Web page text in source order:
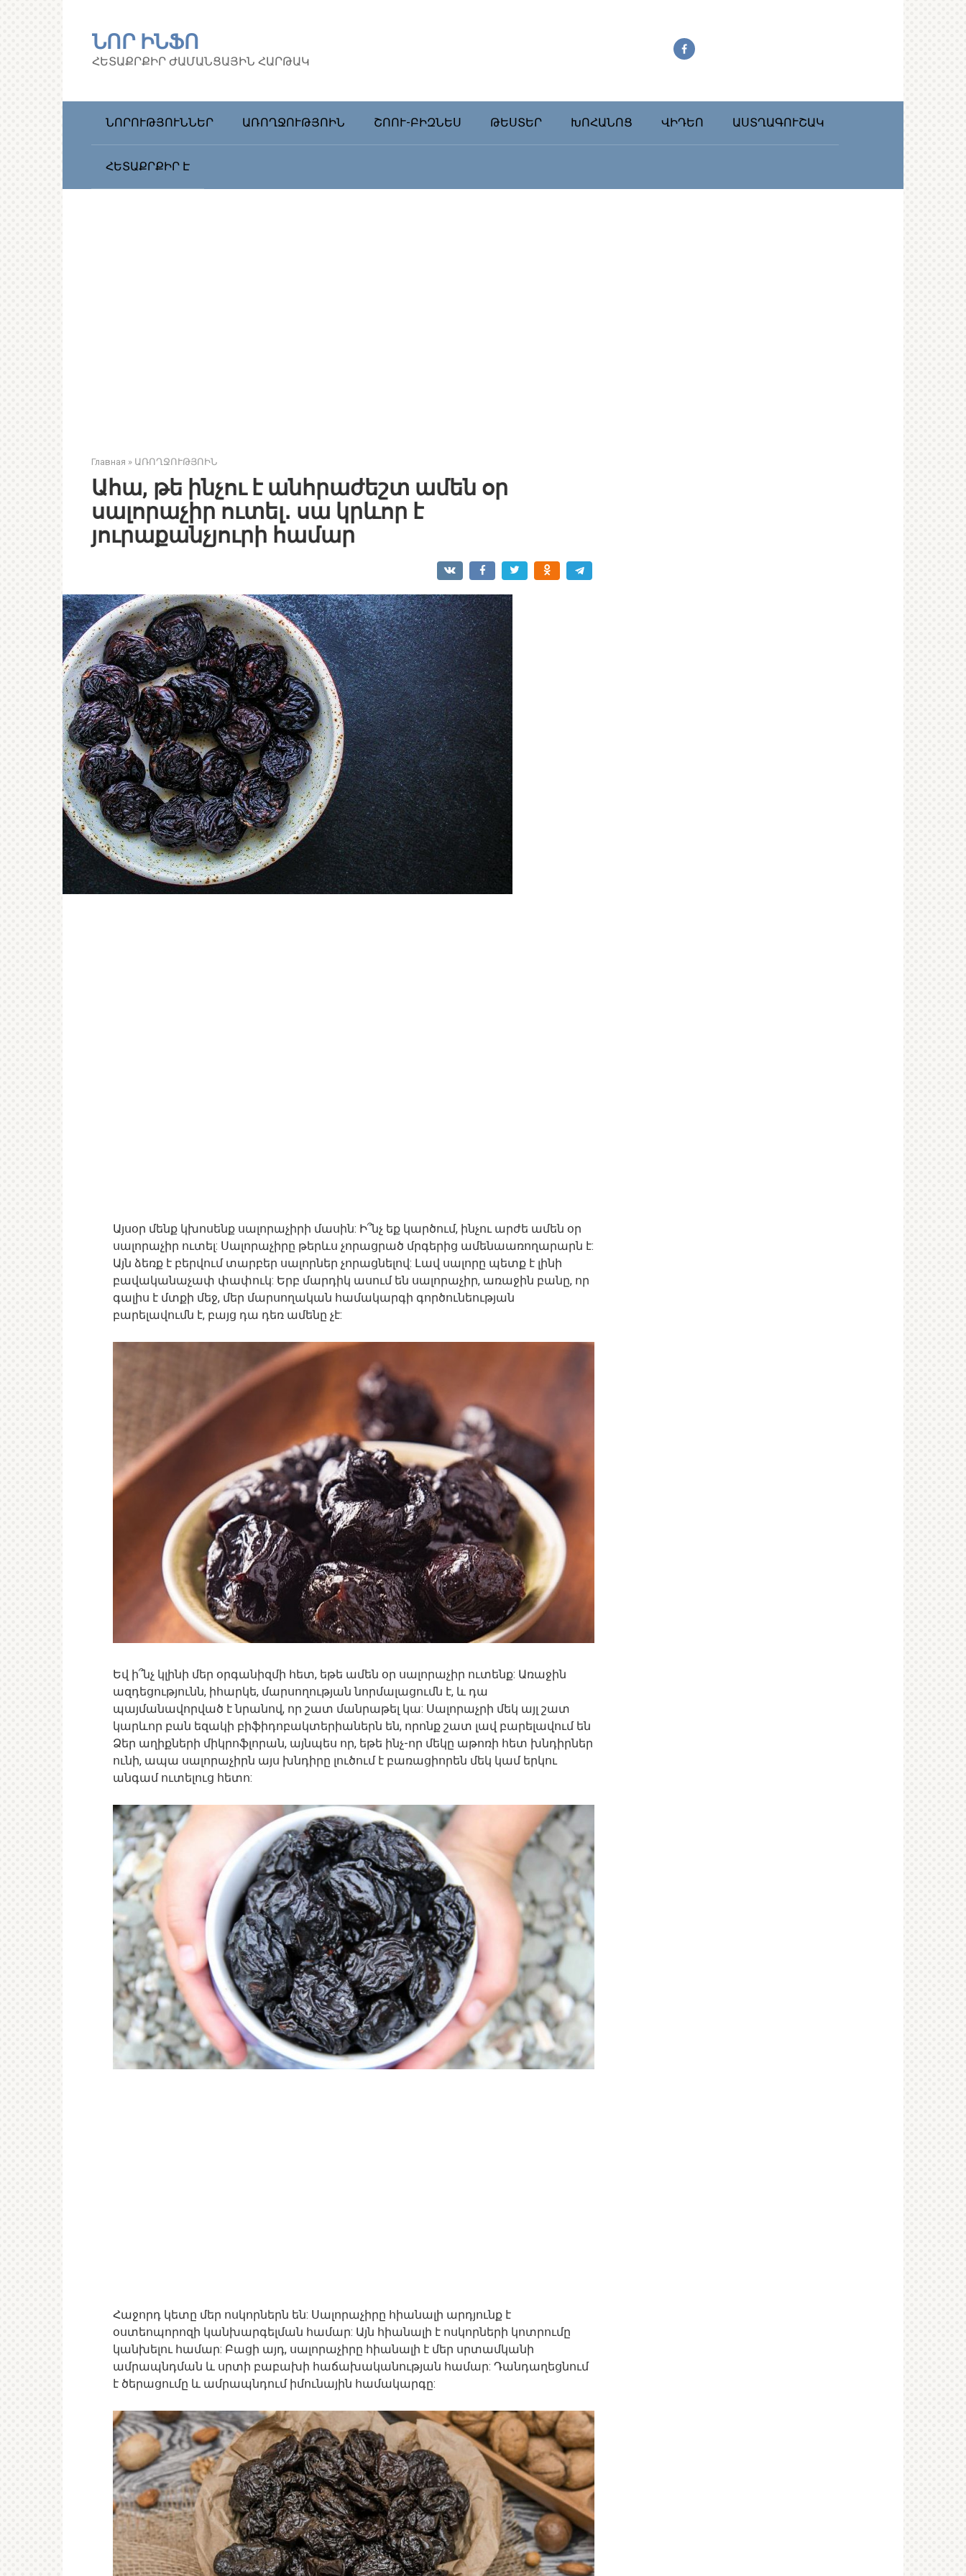
ՆՈՐ ԻՆՖՈ
ՀԵՏԱՔՐՔԻՐ ԺԱՄԱՆՑԱՅԻՆ ՀԱՐԹԱԿ
ՆՈՐՈՒԹՅՈՒՆՆԵՐ ԱՌՈՂՋՈՒԹՅՈԻՆ ՇՈՈՒ-ԲԻԶՆԵՍ ԹԵՍՏԵՐ ԽՈՀԱՆՈՑ ՎԻԴԵՈ ԱՍՏՂԱԳՈՒՇԱԿ
ՀԵՏԱՔՐՔԻՐ Է
Главная » ԱՌՈՂՋՈՒԹՅՈԻՆ
Ահա, թե ինչու է անհրաժեշտ ամեն օր
սալորաչիր ուտել․ սա կրևոր է
յուրաքանչյուրի համար
Այսօր մենք կխոսենք սալորաչիրի մասին: Ի՞նչ եք կարծում, ինչու արժե ամեն օր
սալորաչիր ուտել: Սալորաչիրը թերևս չորացրած մրգերից ամենաառողարարն է:
Այն ձեռք է բերվում տարբեր սալորներ չորացնելով: Լավ սալորը պետք է լինի
բավականաչափ փափուկ: Երբ մարդիկ ասում են սալորաչիր, առաջին բանը, որ
գալիս է մտքի մեջ, մեր մարսողական համակարգի գործունեության
բարելավումն է, բայց դա դեռ ամենը չէ:
Եվ ի՞նչ կլինի մեր օրգանիզմի հետ, եթե ամեն օր սալորաչիր ուտենք: Առաջին
ազդեցությունն, իհարկե, մարսողության նորմալացումն է, և դա
պայմանավորված է նրանով, որ շատ մանրաթել կա: Սալորաչրի մեկ այլ շատ
կարևոր բան եզակի բիֆիդոբակտերիաներն են, որոնք շատ լավ բարելավում են
Ձեր աղիքների միկրոֆլորան, այնպես որ, եթե ինչ-որ մեկը աթոռի հետ խնդիրներ
ունի, ապա սալորաչիրն այս խնդիրը լուծում է բառացիորեն մեկ կամ երկու
անգամ ուտելուց հետո:
Հաջորդ կետը մեր ոսկորներն են: Սալորաչիրը հիանալի արդյունք է
օստեոպորոզի կանխարգելման համար: Այն հիանալի է ոսկորների կոտրումը
կանխելու համար: Բացի այդ, սալորաչիրը հիանալի է մեր սրտամկանի
ամրապնդման և սրտի բաբախի հաճախականության համար: Դանդաղեցնում
է ծերացումը և ամրապնդում իմունային համակարգը: